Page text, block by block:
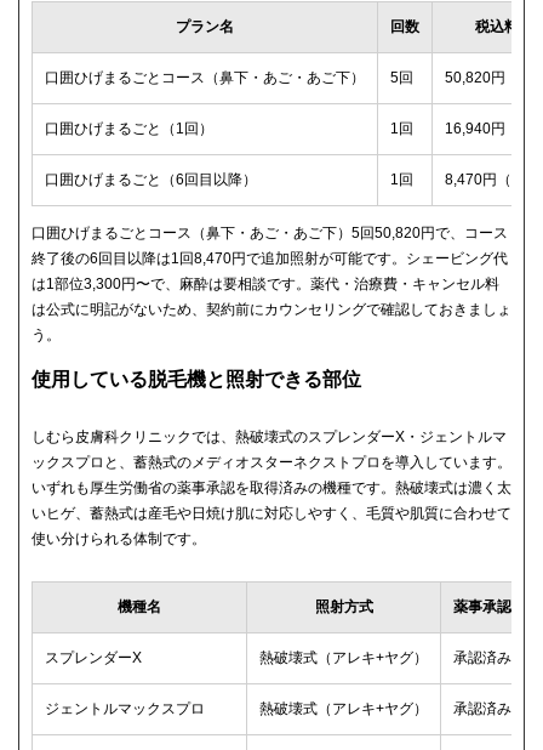
プラン名 回数 税込料金
口囲ひげまるごとコース（鼻下・あご・あご下） 5回 50,820円（税
口囲ひげまるごと（1回） 1回 16,940円（税
口囲ひげまるごと（6回目以降） 1回 8,470円（税込
口囲ひげまるごとコース（鼻下・あご・あご下）5回50,820円で、コース
終了後の6回目以降は1回8,470円で追加照射が可能です。シェービング代
は1部位3,300円〜で、麻酔は要相談です。薬代・治療費・キャンセル料
は公式に明記がないため、契約前にカウンセリングで確認しておきましょ
う。
使用している脱毛機と照射できる部位
しむら皮膚科クリニックでは、熱破壊式のスプレンダーX・ジェントルマ
ックスプロと、蓄熱式のメディオスターネクストプロを導入しています。
いずれも厚生労働省の薬事承認を取得済みの機種です。熱破壊式は濃く太
いヒゲ、蓄熱式は産毛や日焼け肌に対応しやすく、毛質や肌質に合わせて
使い分けられる体制です。
機種名 照射方式 薬事承認
スプレンダーX 熱破壊式（アレキ+ヤグ） 承認済み
ジェントルマックスプロ 熱破壊式（アレキ+ヤグ） 承認済み